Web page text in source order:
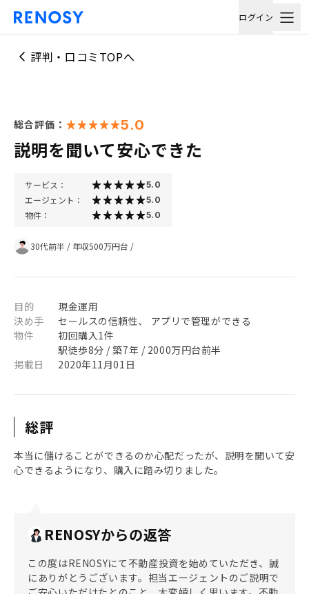
ログイン
評判・口コミTOPへ
総合評価： 5.0
説明を聞いて安心できた
サービス： 5.0
エージェント： 5.0
物件： 5.0
30代前半 / 年収500万円台 /
目的
現金運用
決め手
セールスの信頼性、 アプリで管理ができる
物件
初回購入1件
駅徒歩8分 / 築7年 / 2000万円台前半
掲載日
2020年11月01日
総評
本当に儲けることができるのか心配だったが、説明を聞いて安
心できるようになり、購入に踏み切りました。
RENOSYからの返答
この度はRENOSYにて不動産投資を始めていただき、誠
にありがとうございます。担当エージェントのご説明で